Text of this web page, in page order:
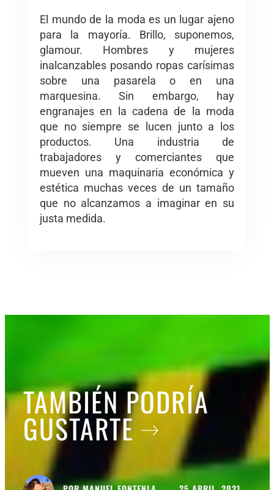
El mundo de la moda es un lugar ajeno
para la mayoría. Brillo, suponemos,
glamour. Hombres y mujeres
inalcanzables posando ropas carísimas
sobre una pasarela o en una
marquesina. Sin embargo, hay
engranajes en la cadena de la moda
que no siempre se lucen junto a los
productos. Una industria de
trabajadores y comerciantes que
mueven una maquinaria económica y
estética muchas veces de un tamaño
que no alcanzamos a imaginar en su
justa medida.
TAMBIÉN PODRÍA
GUSTARTE